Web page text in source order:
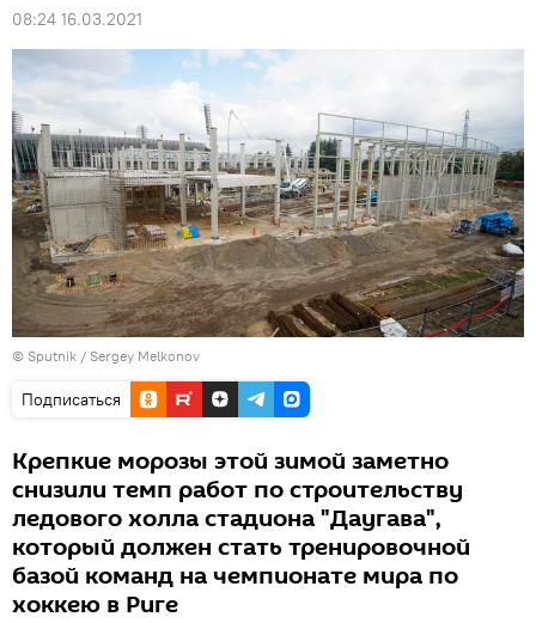
08:24 16.03.2021
© Sputnik / Sergey Melkonov
Подписаться
Крепкие морозы этой зимой заметно
снизили темп работ по строительству
ледового холла стадиона "Даугава",
который должен стать тренировочной
базой команд на чемпионате мира по
хоккею в Риге